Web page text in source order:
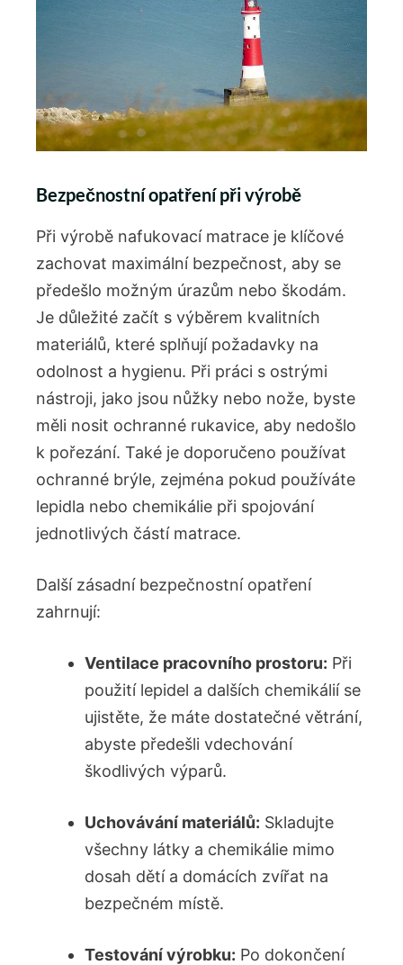
Bezpečnostní opatření při výrobě
Při výrobě nafukovací matrace je klíčové
zachovat maximální bezpečnost, aby se
předešlo možným úrazům nebo škodám.
Je důležité začít s výběrem kvalitních
materiálů, které splňují požadavky na
odolnost a hygienu. Při práci s ostrými
nástroji, jako jsou nůžky nebo nože, byste
měli nosit ochranné rukavice, aby nedošlo
k pořezání. Také je doporučeno používat
ochranné brýle, zejména pokud používáte
lepidla nebo chemikálie při spojování
jednotlivých částí matrace.
Další zásadní bezpečnostní opatření
zahrnují:
Ventilace pracovního prostoru: Při
použití lepidel a dalších chemikálií se
ujistěte, že máte dostatečné větrání,
abyste předešli vdechování
škodlivých výparů.
Uchovávání materiálů: Skladujte
všechny látky a chemikálie mimo
dosah dětí a domácích zvířat na
bezpečném místě.
Testování výrobku: Po dokončení